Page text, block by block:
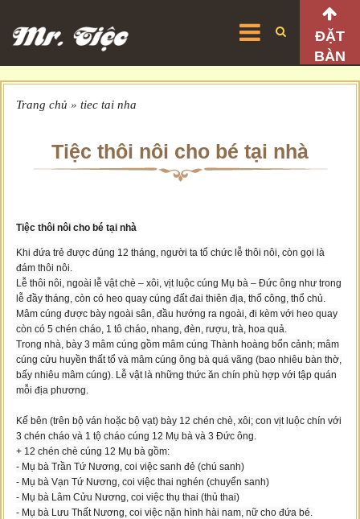
ĐẶT
BÀN
Trang chủ » tiec tai nha
Tiệc thôi nôi cho bé tại nhà
Tiệc thôi nôi cho bé tại nhà
Khi đứa trẻ được đúng 12 tháng, người ta tổ chức lễ thôi nôi, còn gọi là
đám thôi nôi.
Lễ thôi nôi, ngoài lễ vật chè – xôi, vịt luộc cúng Mụ bà – Đức ông như trong
lễ đầy tháng, còn có heo quay cúng đất đai thiên địa, thổ công, thổ chủ.
Mâm cúng được bày ngoài sân, đầu hướng ra ngoài, đi kèm với heo quay
còn có 5 chén cháo, 1 tô cháo, nhang, đèn, rượu, trà, hoa quả.
Trong nhà, bày 3 mâm cúng gồm mâm cúng Thành hoàng bổn cảnh; mâm
cúng cửu huyền thất tổ và mâm cúng ông bà quá vãng (bao nhiêu bàn thờ,
bấy nhiêu mâm cúng). Lễ vật là những thức ăn chín phù hợp với tập quán
mỗi địa phương.
Kế bên (trên bộ ván hoặc bộ vạt) bày 12 chén chè, xôi; con vịt luộc chín với
3 chén cháo và 1 tộ cháo cúng 12 Mụ bà và 3 Đức ông.
+ 12 chén chè cúng 12 Mụ bà gồm:
- Mụ bà Trần Tứ Nương, coi việc sanh đẻ (chú sanh)
- Mụ bà Vạn Tứ Nương, coi việc thai nghén (chuyển sanh)
- Mụ bà Lâm Cửu Nương, coi việc thụ thai (thủ thai)
- Mụ bà Lưu Thất Nương, coi việc nặn hình hài nam, nữ cho đứa bé.